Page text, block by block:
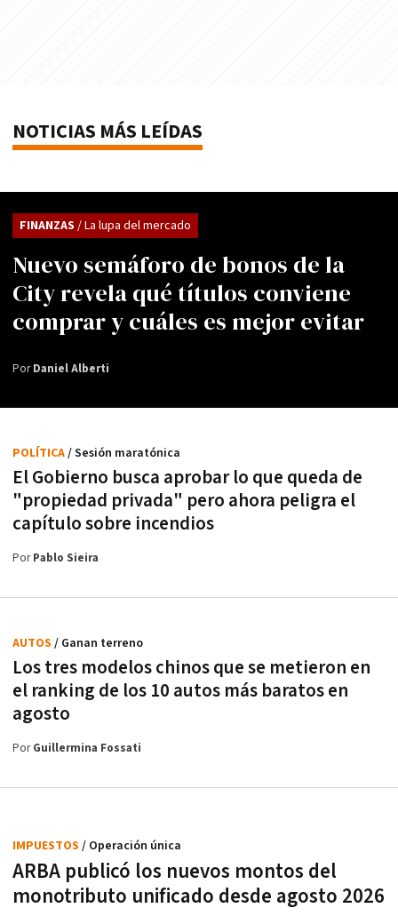
NOTICIAS MÁS LEÍDAS
Nuevo semáforo de bonos de la
City revela qué títulos conviene
comprar y cuáles es mejor evitar
FINANZAS / La lupa del mercado
PorDaniel Alberti
El Gobierno busca aprobar lo que queda de
"propiedad privada" pero ahora peligra el
capítulo sobre incendios
POLÍTICA/ Sesión maratónica
PorPablo Sieira
Los tres modelos chinos que se metieron en
el ranking de los 10 autos más baratos en
agosto
AUTOS / Ganan terreno
PorGuillermina Fossati
ARBA publicó los nuevos montos del
monotributo unificado desde agosto 2026
IMPUESTOS / Operación única